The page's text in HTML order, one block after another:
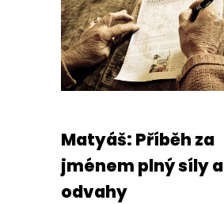
Matyáš: Příběh za
jménem plný síly a
odvahy